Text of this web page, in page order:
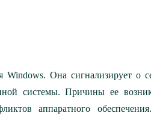
Она сигнализирует о
системы. Причины ее
аппаратного